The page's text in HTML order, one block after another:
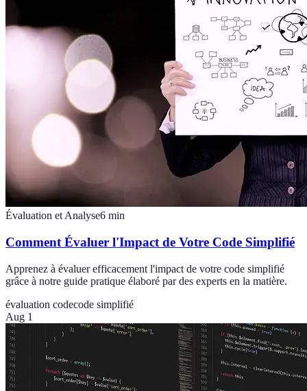
Évaluation et Analyse6 min
Comment Évaluer l'Impact de Votre Code Simplifié
Apprenez à évaluer efficacement l'impact de votre code simplifié
grâce à notre guide pratique élaboré par des experts en la matière.
évaluation codecode simplifié
Aug 1